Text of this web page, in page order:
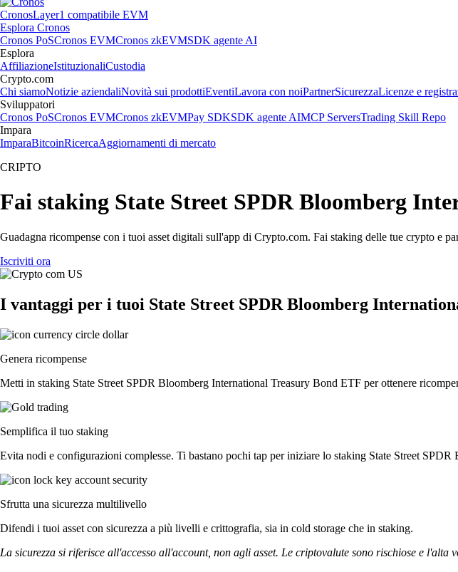
CronosLayer1 compatibile EVM
Esplora Cronos
Cronos PoSCronos EVMCronos zkEVMSDK agente AI
Esplora
AffiliazioneIstituzionaliCustodia
Crypto.com
Chi siamoNotizie aziendaliNovità sui prodottiEventiLavora con noiPartnerSicurezzaLicenze e
Sviluppatori
Cronos PoSCronos EVMCronos zkEVMPay SDKSDK agente AIMCP ServersTrading Skill Repo
Impara
ImparaBitcoinRicercaAggiornamenti di mercato
CRIPTO
Fai staking State Street SPDR Bloomberg
Guadagna ricompense con i tuoi asset digitali sull'app di Crypto.com. Fai staking delle tue crypto e
Iscriviti ora
I vantaggi per i tuoi State Street SPDR Bloomberg
Genera ricompense
Metti in staking State Street SPDR Bloomberg International Treasury Bond ETF per ottenere
Semplifica il tuo staking
Evita nodi e configurazioni complesse. Ti bastano pochi tap per iniziare lo staking State Street
Sfrutta una sicurezza multilivello
Difendi i tuoi asset con sicurezza a più livelli e crittografia, sia in cold storage che in staking.
La sicurezza si riferisce all'accesso all'account, non agli asset. Le criptovalute sono rischiose e